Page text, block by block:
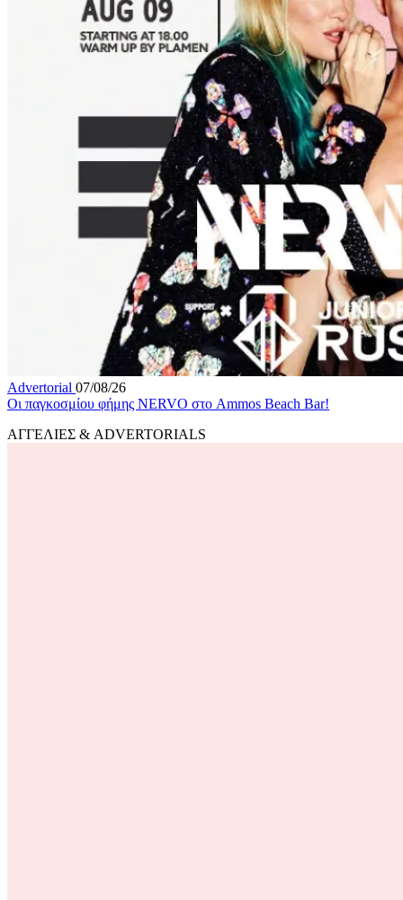
Advertorial 07/08/26
Οι παγκοσμίου φήμης NERVO στο Ammos Beach Bar!
ΑΓΓΕΛΙΕΣ & ADVERTORIALS